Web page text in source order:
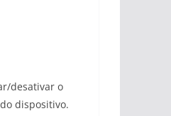
desativar o
dispositivo.